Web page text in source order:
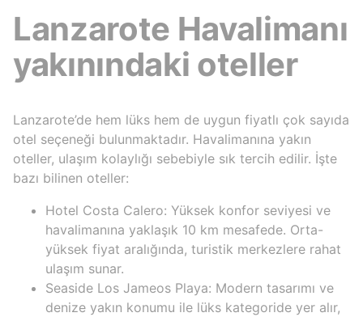
Lanzarote Havalimanı
yakınındaki oteller
Lanzarote’de hem lüks hem de uygun fiyatlı çok sayıda
otel seçeneği bulunmaktadır. Havalimanına yakın
oteller, ulaşım kolaylığı sebebiyle sık tercih edilir. İşte
bazı bilinen oteller:
Hotel Costa Calero: Yüksek konfor seviyesi ve
havalimanına yaklaşık 10 km mesafede. Orta-
yüksek fiyat aralığında, turistik merkezlere rahat
ulaşım sunar.
Seaside Los Jameos Playa: Modern tasarımı ve
denize yakın konumu ile lüks kategoride yer alır,